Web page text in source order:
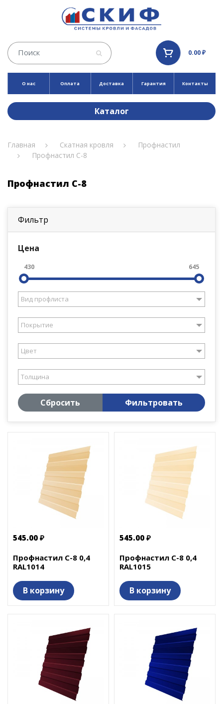
0.00 ₽
О нас Оплата Доставка Гарантия Контакты
Каталог
Главная Скатная кровля
Профнастил
Профнастил С-8
Профнастил С-8
Фильтр
Цена
430 645
Вид профлиста
Покрытие
Цвет
Толщина
Сбросить Фильтровать
545.00 ₽
Профнастил С-8 0,4
RAL1014
В корзину
545.00 ₽
Профнастил С-8 0,4
RAL1015
В корзину